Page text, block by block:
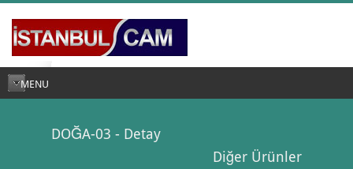
MENU
DOĞA-03 - Detay
Diğer Ürünler